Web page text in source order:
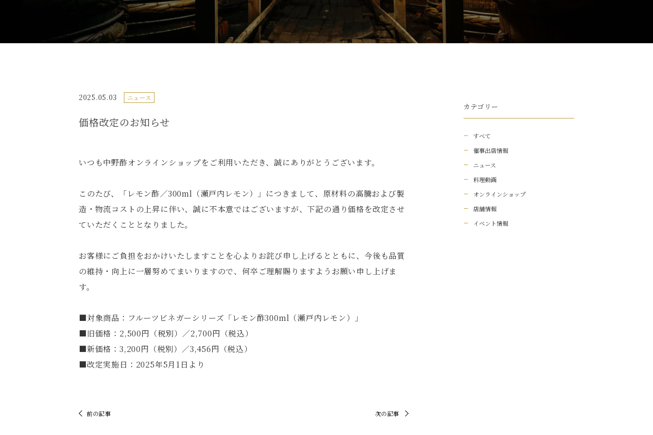
2025.05.03 ニュース
価格改定のお知らせ
いつも中野酢オンラインショップをご利用いただき、誠にありがとうございます。
このたび、「レモン酢／300ml（瀬戸内レモン）」につきまして、原材料の高騰および製
造・物流コストの上昇に伴い、誠に不本意ではございますが、下記の通り価格を改定させ
ていただくこととなりました。
お客様にご負担をおかけいたしますことを心よりお詫び申し上げるとともに、今後も品質
の維持・向上に一層努めてまいりますので、何卒ご理解賜りますようお願い申し上げま
す。
■対象商品：フルーツビネガーシリーズ「レモン酢300ml（瀬戸内レモン）」
■旧価格：2,500円（税別）／2,700円（税込）
■新価格：3,200円（税別）／3,456円（税込）
■改定実施日：2025年5月1日より
前の記事 次の記事
カテゴリー
すべて
催事出店情報
ニュース
料理動画
オンラインショップ
店舗情報
イベント情報